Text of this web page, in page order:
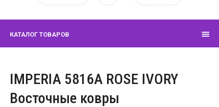
КАТАЛОГ ТОВАРОВ
IMPERIA 5816A ROSE IVORY
Восточные ковры